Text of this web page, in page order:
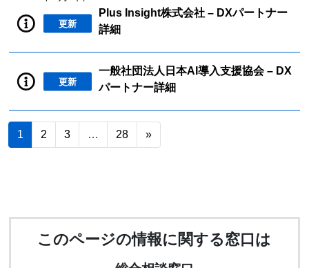
更新
Plus Insight株式会社 – DXパートナー
詳細
更新
一般社団法人日本AI導入支援協会 – DX
パートナー詳細
1 2 3 … 28 »
このページの情報に関する窓口は